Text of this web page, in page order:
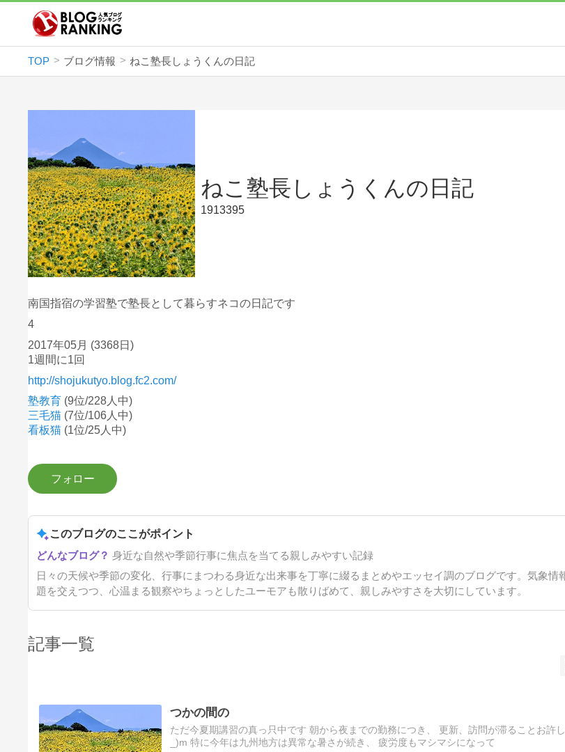
TOP ブログ情報 ねこ塾長しょうくんの日記
ねこ塾長しょうくんの日記
1913395
南国指宿の学習塾で塾長として暮らすネコの日記です
4
2017年05月 (3368日)
1週間に1回
http://shojukutyo.blog.fc2.com/
塾教育 (9位/228人中)
三毛猫 (7位/106人中)
看板猫 (1位/25人中)
このブログのここがポイント
身近な自然や季節行事に焦点を当てる親しみやすい記録
日々の天候や季節の変化、行事にまつわる身近な出来事を丁寧に綴るまとめやエッセイ調のブログです。気象情
題を交えつつ、心温まる観察やちょっとしたユーモアも散りばめて、親しみやすさを大切にしています。
記事一覧
つかの間の
ただ今夏期講習の真っ只中です 朝から夜までの勤務につき、 更新、訪問が滞ることお許し
_)m 特に今年は九州地方は異常な暑さが続き、 疲労度もマシマシになって